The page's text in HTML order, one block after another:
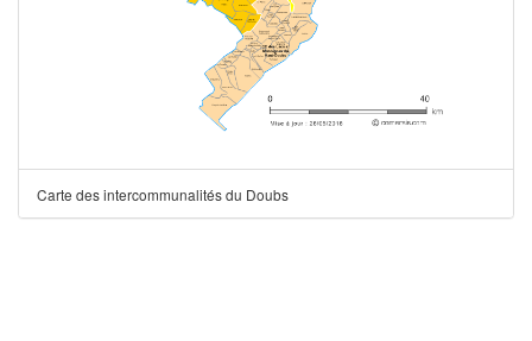
Carte des intercommunalités du Doubs